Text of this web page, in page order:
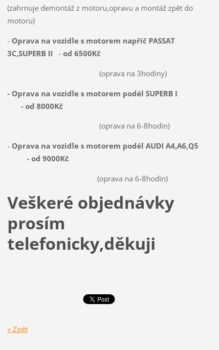
(zahrnuje demontáž z motoru,opravu a montáž zpět do
motoru)
- Oprava na vozidle s motorem napříč PASSAT
3C,SUPERB II - od 6500Kč
(oprava na 3hodiny)
- Oprava na vozidle s motorem podél SUPERB I
- od 8000Kč
(oprava na 6-8hodin)
- Oprava na vozidle s motorem podél AUDI A4,A6,Q5
- od 9000Kč
(oprava na 6-8hodin)
Veškeré objednávky
prosím
telefonicky,děkuji
« Zpět